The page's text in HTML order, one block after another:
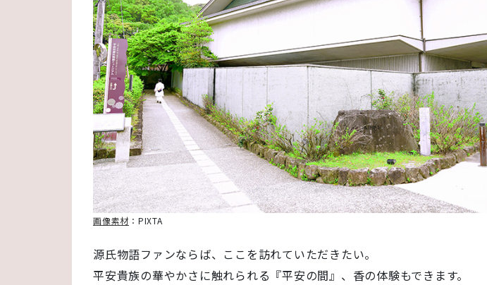
画像素材 ：PIXTA
源氏物語ファンならば、ここを訪れていただきたい。
平安貴族の華やかさに触れられる『平安の間』、香の体験もできます。